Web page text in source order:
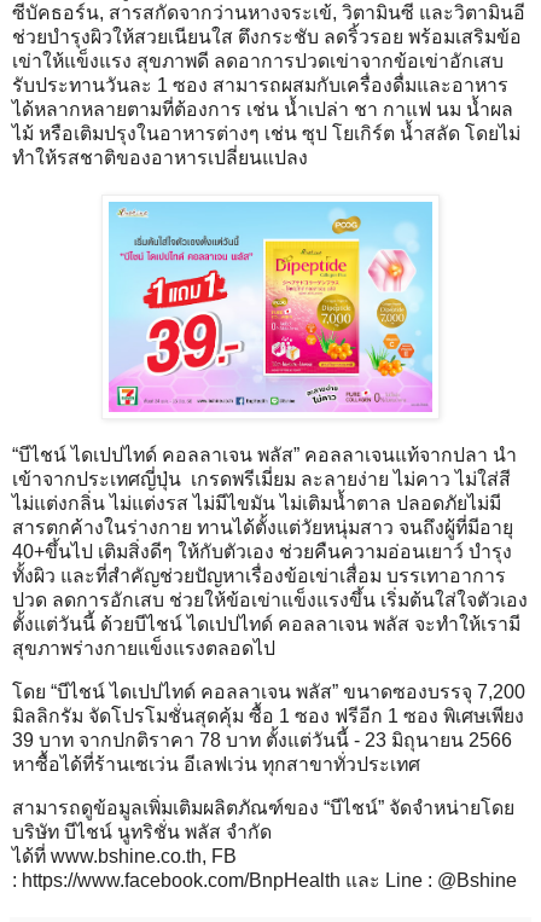
ซีบัคธอร์น, สารสกัดจากว่านหางจระเข้, วิตามินซี และวิตามินอี
ช่วยบำรุงผิวให้สวยเนียนใส ตึงกระชับ ลดริ้วรอย พร้อมเสริมข้อ
เข่าให้แข็งแรง สุขภาพดี ลดอาการปวดเข่าจากข้อเข่าอักเสบ
รับประทานวันละ 1 ซอง สามารถผสมกับเครื่องดื่มและอาหาร
ได้หลากหลายตามที่ต้องการ เช่น น้ำเปล่า ชา กาแฟ นม น้ำผล
ไม้ หรือเติมปรุงในอาหารต่างๆ เช่น ซุป โยเกิร์ต น้ำสลัด โดยไม่
ทำให้รสชาติของอาหารเปลี่ยนแปลง
“บีไชน์ ไดเปปไทด์ คอลลาเจน พลัส” คอลลาเจนแท้จากปลา นำ
เข้าจากประเทศญี่ปุ่น เกรดพรีเมี่ยม ละลายง่าย ไม่คาว ไม่ใส่สี
ไม่แต่งกลิ่น ไม่แต่งรส ไม่มีไขมัน ไม่เติมน้ำตาล ปลอดภัยไม่มี
สารตกค้างในร่างกาย ทานได้ตั้งแต่วัยหนุ่มสาว จนถึงผู้ที่มีอายุ
40+ขึ้นไป เติมสิ่งดีๆ ให้กับตัวเอง ช่วยคืนความอ่อนเยาว์ บำรุง
ทั้งผิว และที่สำคัญช่วยปัญหาเรื่องข้อเข่าเสื่อม บรรเทาอาการ
ปวด ลดการอักเสบ ช่วยให้ข้อเข่าแข็งแรงขึ้น เริ่มต้นใส่ใจตัวเอง
ตั้งแต่วันนี้ ด้วยบีไชน์ ไดเปปไทด์ คอลลาเจน พลัส จะทำให้เรามี
สุขภาพร่างกายแข็งแรงตลอดไป
โดย “บีไชน์ ไดเปปไทด์ คอลลาเจน พลัส” ขนาดซองบรรจุ 7,200
มิลลิกรัม จัดโปรโมชั่นสุดคุ้ม ซื้อ 1 ซอง ฟรีอีก 1 ซอง พิเศษเพียง
39 บาท จากปกติราคา 78 บาท ตั้งแต่วันนี้ - 23 มิถุนายน 2566
หาซื้อได้ที่ร้านเซเว่น อีเลฟเว่น ทุกสาขาทั่วประเทศ
สามารถดูข้อมูลเพิ่มเติมผลิตภัณฑ์ของ “บีไชน์” จัดจำหน่ายโดย
บริษัท บีไชน์ นูทริชั่น พลัส จำกัด
ได้ที่ www.bshine.co.th, FB
: https://www.facebook.com/BnpHealth และ Line : @Bshine